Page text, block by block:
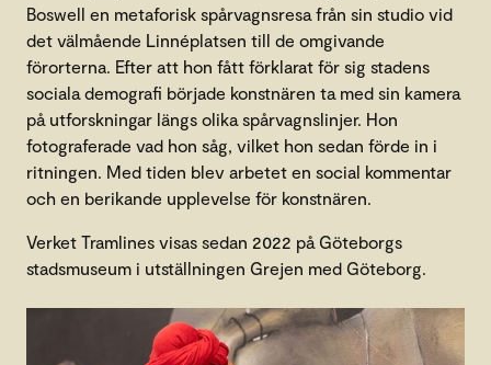
Boswell en metaforisk spårvagnsresa från sin studio vid
det välmående Linnéplatsen till de omgivande
förorterna. Efter att hon fått förklarat för sig stadens
sociala demografi började konstnären ta med sin kamera
på utforskningar längs olika spårvagnslinjer. Hon
fotograferade vad hon såg, vilket hon sedan förde in i
ritningen. Med tiden blev arbetet en social kommentar
och en berikande upplevelse för konstnären.
Verket Tramlines visas sedan 2022 på Göteborgs
stadsmuseum i utställningen Grejen med Göteborg.